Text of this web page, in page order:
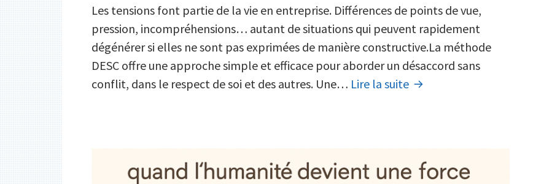
méthode
DESC
:
un
assertive
Les tensions font partie de la vie en entreprise. Différences de points de vue,
pression, incompréhensions… autant de situations qui peuvent rapidement
dégénérer si elles ne sont pas exprimées de manière constructive.La méthode
DESC offre une approche simple et efficace pour aborder un désaccord sans
conflit, dans le respect de soi et des autres. Une… Lire la suite La
outil